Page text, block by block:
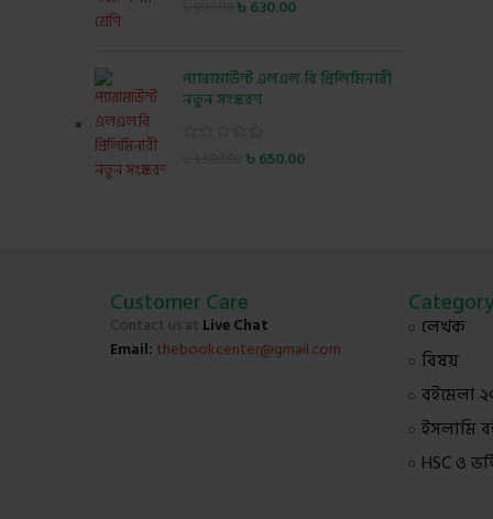
৳630.00
প্যারামাউন্ট এলএল.বি প্রিলিমিনারী
নতুন সংস্করণ
৳650.00
Customer Care
Contact us at Live Chat
Email: thebookcenter@gmail.com
Category
লেখক
বিষয়
বইমেলা
ইসলামি
HSC ও